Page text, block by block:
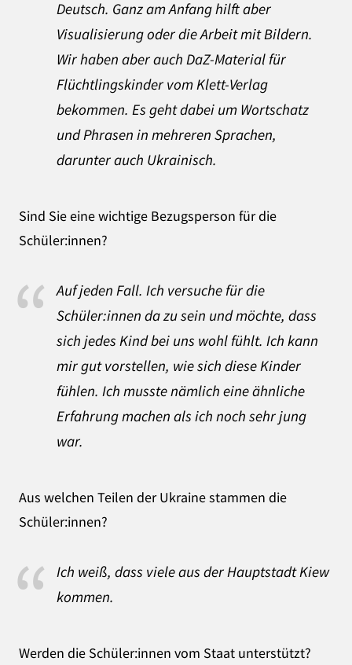
Deutsch. Ganz am Anfang hilft aber
Visualisierung oder die Arbeit mit Bildern.
Wir haben aber auch DaZ-Material für
Flüchtlingskinder vom Klett-Verlag
bekommen. Es geht dabei um Wortschatz
und Phrasen in mehreren Sprachen,
darunter auch Ukrainisch.
Sind Sie eine wichtige Bezugsperson für die
Schüler:innen?
Auf jeden Fall. Ich versuche für die
Schüler:innen da zu sein und möchte, dass
sich jedes Kind bei uns wohl fühlt. Ich kann
mir gut vorstellen, wie sich diese Kinder
fühlen. Ich musste nämlich eine ähnliche
Erfahrung machen als ich noch sehr jung
war.
Aus welchen Teilen der Ukraine stammen die
Schüler:innen?
Ich weiß, dass viele aus der Hauptstadt Kiew
kommen.
Werden die Schüler:innen vom Staat unterstützt?